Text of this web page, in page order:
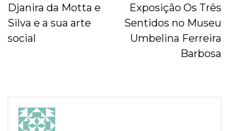
Djanira da Motta e
Silva e a sua arte
social
Exposição Os Três
Sentidos no Museu
Umbelina Ferreira
Barbosa